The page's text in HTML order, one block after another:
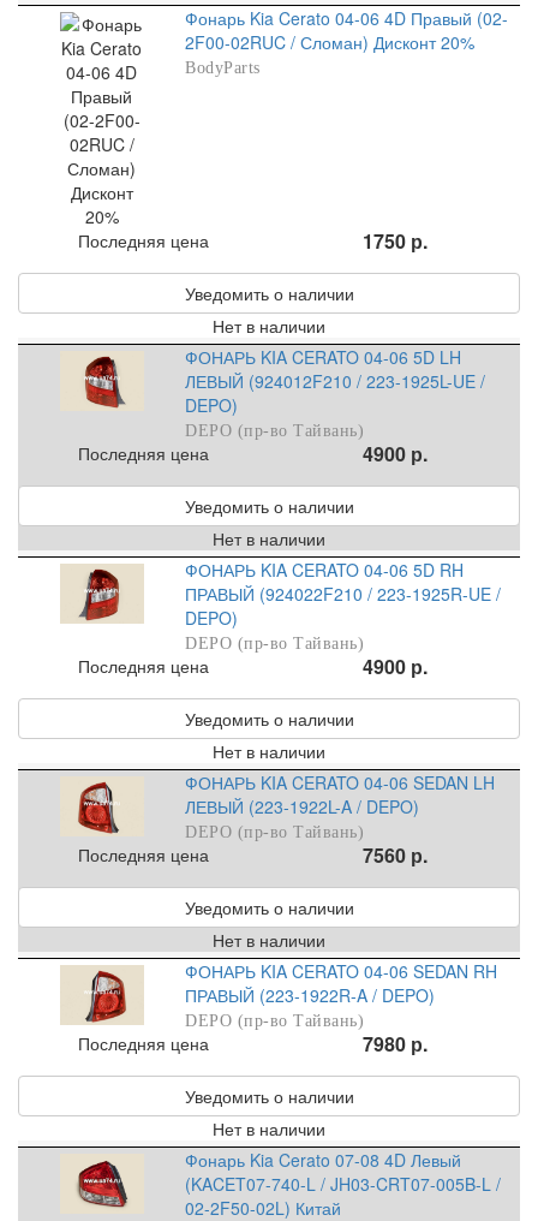
Фонарь Kia Cerato 04-06 4D Правый (02-
2F00-02RUC / Сломан) Дисконт 20%
BodyParts
Последняя цена 1750 р.
Уведомить о наличии
Нет в наличии
ФОНАРЬ KIA CERATO 04-06 5D LH
ЛЕВЫЙ (924012F210 / 223-1925L-UE /
DEPO)
DEPO (пр-во Тайвань)
Последняя цена 4900 р.
Уведомить о наличии
Нет в наличии
ФОНАРЬ KIA CERATO 04-06 5D RH
ПРАВЫЙ (924022F210 / 223-1925R-UE /
DEPO)
DEPO (пр-во Тайвань)
Последняя цена 4900 р.
Уведомить о наличии
Нет в наличии
ФОНАРЬ KIA CERATO 04-06 SEDAN LH
ЛЕВЫЙ (223-1922L-A / DEPO)
DEPO (пр-во Тайвань)
Последняя цена 7560 р.
Уведомить о наличии
Нет в наличии
ФОНАРЬ KIA CERATO 04-06 SEDAN RH
ПРАВЫЙ (223-1922R-A / DEPO)
DEPO (пр-во Тайвань)
Последняя цена 7980 р.
Уведомить о наличии
Нет в наличии
Фонарь Kia Cerato 07-08 4D Левый
(KACET07-740-L / JH03-CRT07-005B-L /
02-2F50-02L) Китай